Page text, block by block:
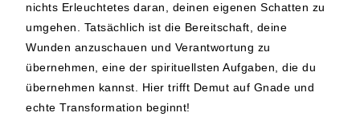
nichts Erleuchtetes daran, deinen eigenen Schatten zu
umgehen. Tatsächlich ist die Bereitschaft, deine
Wunden anzuschauen und Verantwortung zu
übernehmen, eine der spirituellsten Aufgaben, die du
übernehmen kannst. Hier trifft Demut auf Gnade und
echte Transformation beginnt!